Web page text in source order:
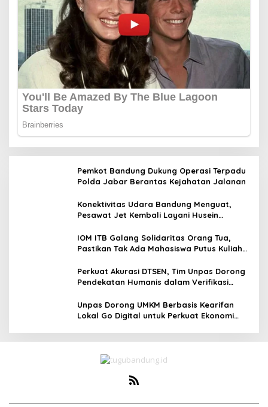
Pemkot Bandung Dukung Operasi Terpadu
Polda Jabar Berantas Kejahatan Jalanan
Konektivitas Udara Bandung Menguat,
Pesawat Jet Kembali Layani Husein
IOM ITB Galang Solidaritas Orang Tua,
Pastikan Tak Ada Mahasiswa Putus Kuliah
Perkuat Akurasi DTSEN, Tim Unpas Dorong
Pendekatan Humanis dalam Verifikasi
Unpas Dorong UMKM Berbasis Kearifan
Lokal Go Digital untuk Perkuat Ekonomi